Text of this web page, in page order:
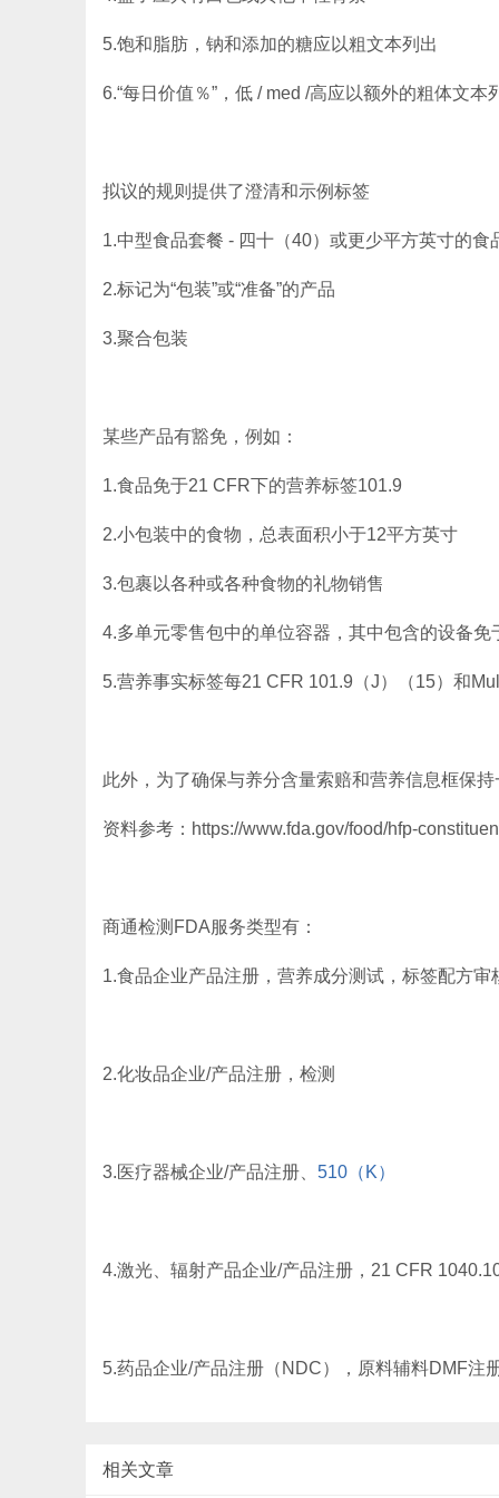
5.饱和脂肪，钠和添加的糖应以粗文本列出
6.“每日价值％”，低 / med /高应以额外的粗体文本
拟议的规则提供了澄清和示例标签
1.中型食品套餐 - 四十（40）或更少平方英寸的食
2.标记为“包装”或“准备”的产品
3.聚合包装
某些产品有豁免，例如：
1.食品免于21 CFR下的营养标签101.9
2.小包装中的食物，总表面积小于12平方英寸
3.包裹以各种或各种食物的礼物销售
4.多单元零售包中的单位容器，其中包含的设备免
5.营养事实标签每21 CFR 101.9（J）（15）和
此外，为了确保与养分含量索赔和营养信息框保
资料参考：https://www.fda.gov/food/hfp-
商通检测FDA服务类型有：
1.食品企业产品注册，营养成分测试，标签配方审
2.化妆品企业/产品注册，检测
3.医疗器械企业/产品注册、 510（K）
4.激光、辐射产品企业/产品注册，21 CFR
5.药品企业/产品注册（NDC），原料辅料DMF注
相关文章